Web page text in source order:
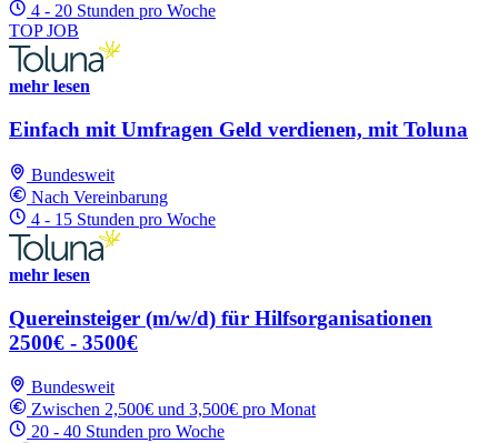
4 - 20 Stunden pro Woche
TOP JOB
mehr lesen
Einfach mit Umfragen Geld verdienen, mit Toluna
Bundesweit
Nach Vereinbarung
4 - 15 Stunden pro Woche
mehr lesen
Quereinsteiger (m/w/d) für Hilfsorganisationen
2500€ - 3500€
Bundesweit
Zwischen 2,500€ und 3,500€ pro Monat
20 - 40 Stunden pro Woche